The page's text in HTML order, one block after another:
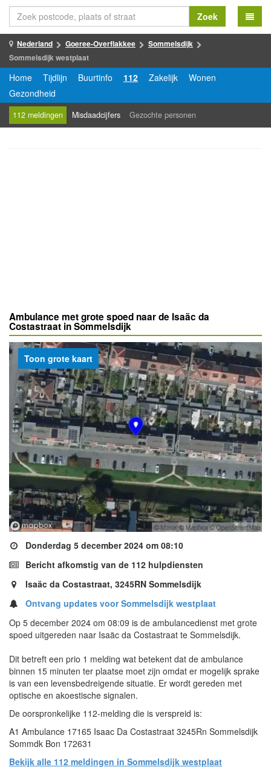
Zoek
Nederland Goeree-Overflakkee
Sommelsdijk
Sommelsdijk westplaat
Home Tijdlijn Buurtinfo 112 Zakelijk
Wonen
Gezondheid
112 meldingen Misdaadcijfers Gezochte personen
Ambulance met grote spoed naar de Isaäc da
Costastraat in Sommelsdijk
Donderdag 5 december 2024 om 08:10
Bericht afkomstig van de 112 hulpdiensten
Isaäc da Costastraat, 3245RN Sommelsdijk
Ontvang updates voor Sommelsdijk westplaat
Op 5 december 2024 om 08:09 is de ambulancedienst met grote
spoed uitgereden naar Isaäc da Costastraat te Sommelsdijk.
Dit betreft een prio 1 melding wat betekent dat de ambulance
binnen 15 minuten ter plaatse moet zijn omdat er mogelijk sprake
is van een levensbedreigende situatie. Er wordt gereden met
optische en akoestische signalen.
De oorspronkelijke 112-melding die is verspreid is:
A1 Ambulance 17165 Isaac Da Costastraat 3245Rn Sommelsdijk
Sommdk Bon 172631
Bekijk alle 112 meldingen in Sommelsdijk westplaat
Toon grote kaart